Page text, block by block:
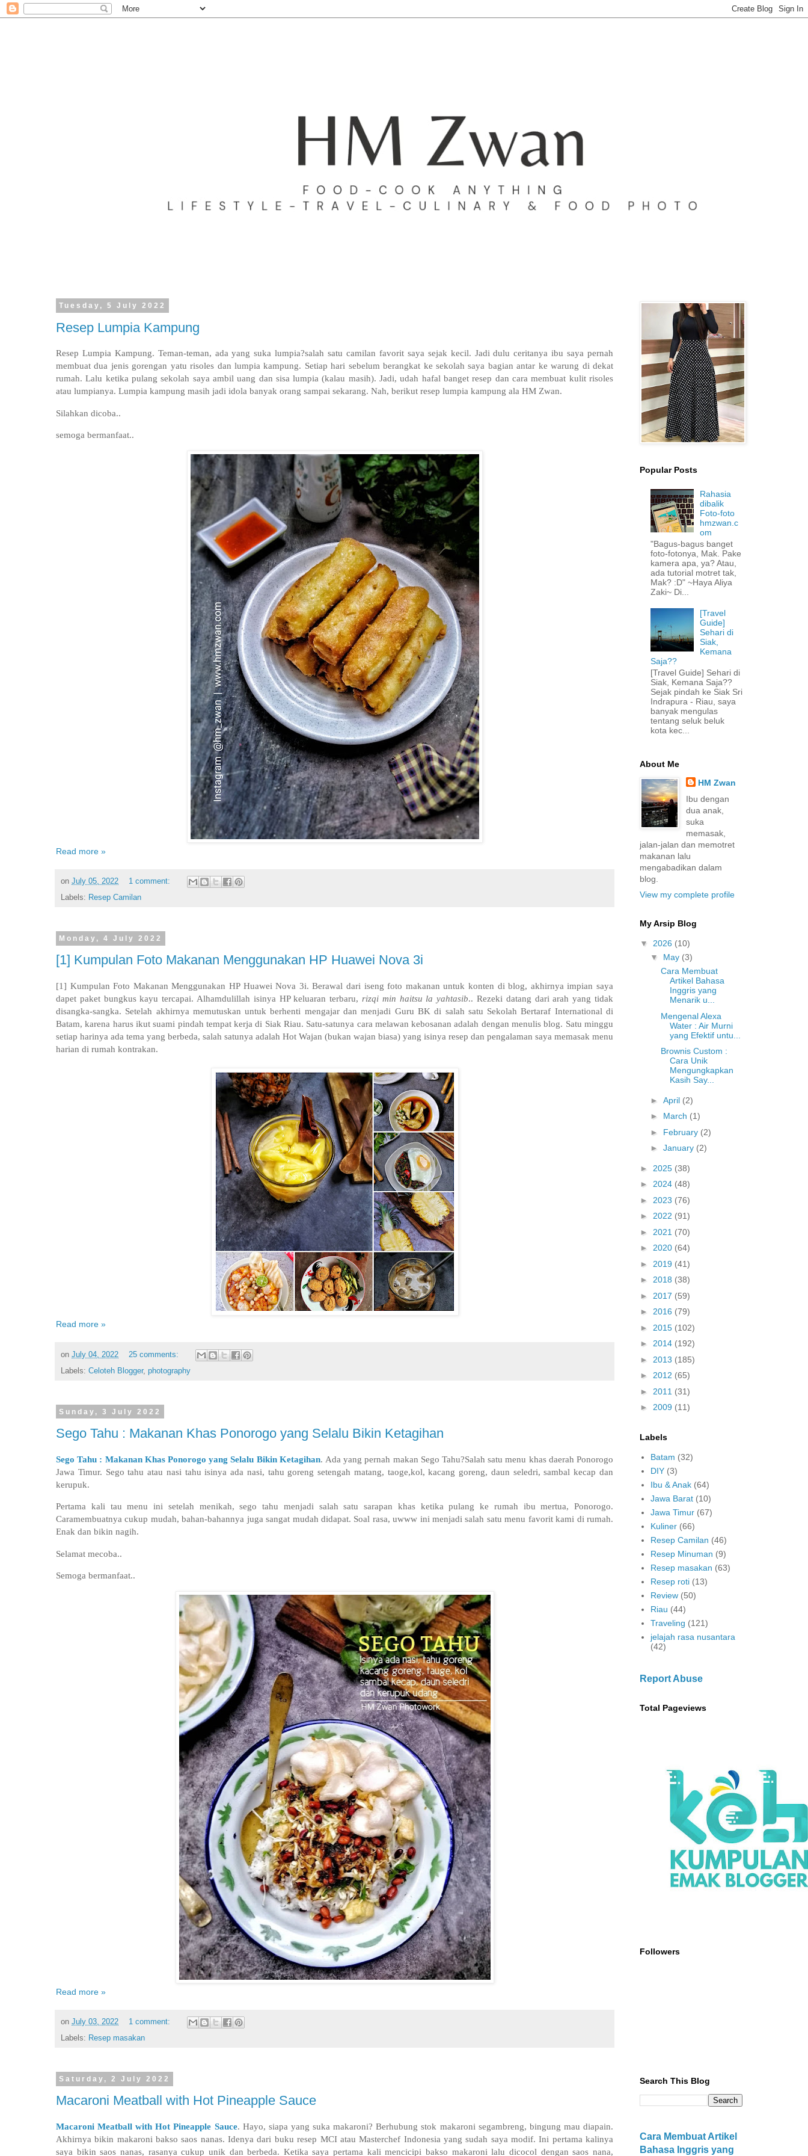
Tuesday, 5 July 2022
Resep Lumpia Kampung
Resep Lumpia Kampung. Teman-teman, ada yang suka lumpia?salah satu camilan favorit saya sejak kecil. Jadi dulu ceritanya ibu saya pernah
membuat dua jenis gorengan yatu risoles dan lumpia kampung. Setiap hari sebelum berangkat ke sekolah saya bagian antar ke warung di dekat
rumah. Lalu ketika pulang sekolah saya ambil uang dan sisa lumpia (kalau masih). Jadi, udah hafal banget resep dan cara membuat kulit risoles
atau lumpianya. Lumpia kampung masih jadi idola banyak orang sampai sekarang. Nah, berikut resep lumpia kampung ala HM Zwan.
Silahkan dicoba..
semoga bermanfaat..
Read more »
on July 05, 2022
1 comment:
Labels: Resep Camilan
Monday, 4 July 2022
[1] Kumpulan Foto Makanan Menggunakan HP Huawei Nova 3i
[1] Kumpulan Foto Makanan Menggunakan HP Huawei Nova 3i.Berawal dari iseng foto makanan untuk konten di blog, akhirnya impian saya
dapet paket bungkus kayu tercapai. Alhamdulillah isinya HP keluaran terbaru, rizqi min haitsu la yahtasib.. Rezeki datang dari arah yang tidak
disangka-sangka. Setelah akhirnya memutuskan untuk berhenti mengajar dan menjadi Guru BK di salah satu Sekolah Bertaraf International di
Batam, karena harus ikut suami pindah tempat kerja di Siak Riau. Satu-satunya cara melawan kebosanan adalah dengan menulis blog. Satu minggu
setiap harinya ada tema yang berbeda, salah satunya adalah Hot Wajan (bukan wajan biasa) yang isinya resep dan pengalaman saya memasak menu
harian di rumah kontrakan.
Read more »
on July 04, 2022
25 comments:
Labels: Celoteh Blogger, photography
Sunday, 3 July 2022
Sego Tahu : Makanan Khas Ponorogo yang Selalu Bikin Ketagihan
Sego Tahu : Makanan Khas Ponorogo yang Selalu Bikin Ketagihan. Ada yang pernah makan Sego Tahu?Salah satu menu khas daerah Ponorogo
Jawa Timur. Sego tahu atau nasi tahu isinya ada nasi, tahu goreng setengah matang, taoge,kol, kacang goreng, daun seledri, sambal kecap dan
kerupuk.
Pertama kali tau menu ini setelah menikah, sego tahu menjadi salah satu sarapan khas ketika pulang ke rumah ibu mertua, Ponorogo.
Caramembuatnya cukup mudah, bahan-bahannya juga sangat mudah didapat. Soal rasa, uwww ini menjadi salah satu menu favorit kami di rumah.
Enak dan bikin nagih.
Selamat mecoba..
Semoga bermanfaat..
Read more »
on July 03, 2022
1 comment:
Labels: Resep masakan
Saturday, 2 July 2022
Macaroni Meatball with Hot Pineapple Sauce
Macaroni Meatball with Hot Pineapple Sauce. Hayo, siapa yang suka makaroni?Berhubung stok makaroni segambreng, bingung mau diapain.
Akhirnya bikin makaroni bakso saos nanas.Idenya dari buku resep MCI atau Masterchef Indonesia yang sudah saya modif. Ini pertama kalinya
saya bikin saos nanas, rasanya cukup unik dan berbeda. Ketika saya pertama kali mencicipi bakso makaroni lalu dicocol dengan saos nana,
Popular Posts
Rahasia
dibalik
Foto-foto
hmzwan.c
om
"Bagus-bagus banget
foto-fotonya, Mak. Pake
kamera apa, ya? Atau,
ada tutorial motret tak,
Mak? :D" ~Haya Aliya
Zaki~ Di...
[Travel
Guide]
Sehari di
Siak,
Kemana
Saja??
[Travel Guide] Sehari di
Siak, Kemana Saja??
Sejak pindah ke Siak Sri
Indrapura - Riau, saya
banyak mengulas
tentang seluk beluk
kota kec...
About Me
HM Zwan
Ibu dengan
dua anak,
suka
memasak,
jalan-jalan dan memotret
makanan lalu
mengabadikan dalam
blog.
View my complete profile
My Arsip Blog
▼ 2026 (10)
▼ May (3)
Cara Membuat
Artikel Bahasa
Inggris yang
Menarik u...
Mengenal Alexa
Water : Air Murni
yang Efektif untu...
Brownis Custom :
Cara Unik
Mengungkapkan
Kasih Say...
► April (2)
► March (1)
► February (2)
► January (2)
► 2025 (38)
► 2024 (48)
► 2023 (76)
► 2022 (91)
► 2021 (70)
► 2020 (64)
► 2019 (41)
► 2018 (38)
► 2017 (59)
► 2016 (79)
► 2015 (102)
► 2014 (192)
► 2013 (185)
► 2012 (65)
► 2011 (31)
► 2009 (11)
Labels
Batam (32)
DIY (3)
Ibu & Anak (64)
Jawa Barat (10)
Jawa Timur (67)
Kuliner (66)
Resep Camilan (46)
Resep Minuman (9)
Resep masakan (63)
Resep roti (13)
Review (50)
Riau (44)
Traveling (121)
jelajah rasa nusantara
(42)
Report Abuse
Total Pageviews
Followers
Search This Blog
Cara Membuat Artikel
Bahasa Inggris yang